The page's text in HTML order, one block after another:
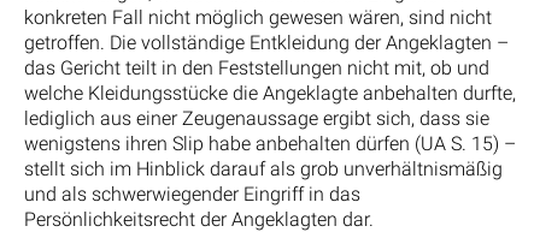
konkreten Fall nicht möglich gewesen wären, sind nicht
getroffen. Die vollständige Entkleidung der Angeklagten –
das Gericht teilt in den Feststellungen nicht mit, ob und
welche Kleidungsstücke die Angeklagte anbehalten durfte,
lediglich aus einer Zeugenaussage ergibt sich, dass sie
wenigstens ihren Slip habe anbehalten dürfen (UA S. 15) –
stellt sich im Hinblick darauf als grob unverhältnismäßig
und als schwerwiegender Eingriff in das
Persönlichkeitsrecht der Angeklagten dar.